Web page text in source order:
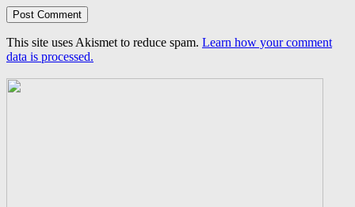
This site uses Akismet to reduce spam. Learn how your comment
data is processed.